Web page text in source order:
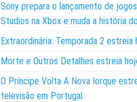
Sony prepara o lançamento de
Studios na Xbox e muda a história
Extraordinária: Temporada 2 estreia
Morte e Outros Detalhes estreia
O Príncipe Volta A Nova Iorque
televisão em Portugal